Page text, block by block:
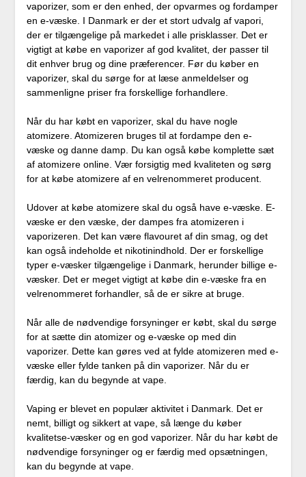
vaporizer, som er den enhed, der opvarmes og fordamper
en e-væske. I Danmark er der et stort udvalg af vapori,
der er tilgængelige på markedet i alle prisklasser. Det er
vigtigt at købe en vaporizer af god kvalitet, der passer til
dit enhver brug og dine præferencer. Før du køber en
vaporizer, skal du sørge for at læse anmeldelser og
sammenligne priser fra forskellige forhandlere.
Når du har købt en vaporizer, skal du have nogle
atomizere. Atomizeren bruges til at fordampe den e-
væske og danne damp. Du kan også købe komplette sæt
af atomizere online. Vær forsigtig med kvaliteten og sørg
for at købe atomizere af en velrenommeret producent.
Udover at købe atomizere skal du også have e-væske. E-
væske er den væske, der dampes fra atomizeren i
vaporizeren. Det kan være flavouret af din smag, og det
kan også indeholde et nikotinindhold. Der er forskellige
typer e-væsker tilgængelige i Danmark, herunder billige e-
væsker. Det er meget vigtigt at købe din e-væske fra en
velrenommeret forhandler, så de er sikre at bruge.
Når alle de nødvendige forsyninger er købt, skal du sørge
for at sætte din atomizer og e-væske op med din
vaporizer. Dette kan gøres ved at fylde atomizeren med e-
væske eller fylde tanken på din vaporizer. Når du er
færdig, kan du begynde at vape.
Vaping er blevet en populær aktivitet i Danmark. Det er
nemt, billigt og sikkert at vape, så længe du køber
kvalitetse-væsker og en god vaporizer. Når du har købt de
nødvendige forsyninger og er færdig med opsætningen,
kan du begynde at vape.